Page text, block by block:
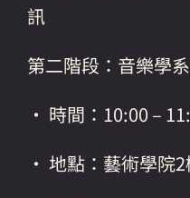
訊
第二階段：音樂學
• 時間：10:00 –
• 地點：藝術學院